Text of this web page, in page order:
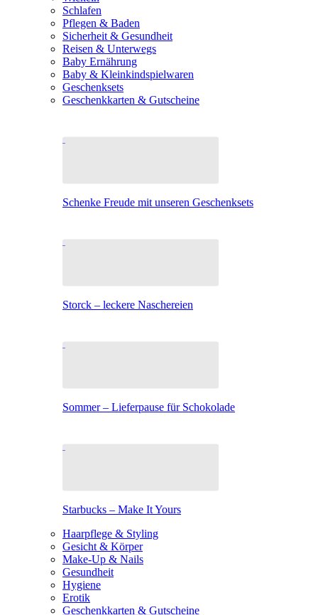
Schlafen
Pflegen & Baden
Sicherheit & Gesundheit
Reisen & Unterwegs
Baby Ernährung
Baby & Kleinkindspielwaren
Geschenksets
Geschenkkarten & Gutscheine
Schenke Freude mit unseren Geschenksets
Storck – leckere Naschereien
Sommer – Lieferpause für Schokolade
Starbucks – Make It Yours
Haarpflege & Styling
Gesicht & Körper
Make-Up & Nails
Gesundheit
Hygiene
Erotik
Geschenkkarten & Gutscheine